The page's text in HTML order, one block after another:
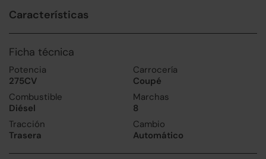
Características
Ficha técnica
Potencia
275CV
Carrocería
Coupé
Combustible
Diésel
Marchas
8
Tracción
Trasera
Cambio
Automático